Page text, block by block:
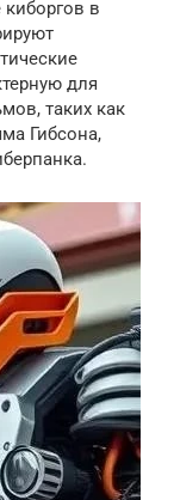
в
для
таких как
Гибсона,